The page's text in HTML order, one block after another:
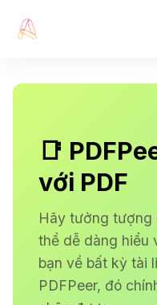
📑
với PDF
Hãy tưởng tượng
thể dễ dàng hiểu
bạn về bất kỳ tài
PDFPeer, đó